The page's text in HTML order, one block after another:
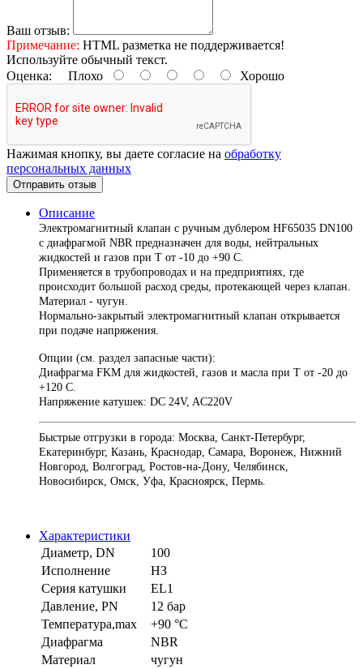
Ваш отзыв:
Примечание: HTML разметка не поддерживается!
Используйте обычный текст.
Оценка: Плохо Хорошо
Нажимая кнопку, вы даете согласие на обработку
персональных данных
Отправить отзыв
Описание
Электромагнитный клапан с ручным дублером HF65035 DN100
с диафрагмой NBR предназначен для воды, нейтральных
жидкостей и газов при Т от -10 до +90 С.
Применяется в трубопроводах и на предприятиях, где
происходит большой расход среды, протекающей через клапан.
Материал - чугун.
Нормально-закрытый электромагнитный клапан открывается
при подаче напряжения.
Опции (см. раздел запасные части):
Диафрагма FKM для жидкостей, газов и масла при Т от -20 до
+120 С.
Напряжение катушек: DC 24V, AC220V
Быстрые отгрузки в города: Москва, Санкт-Петербург,
Екатеринбург, Казань, Краснодар, Самара, Воронеж, Нижний
Новгород, Волгоград, Ростов-на-Дону, Челябинск,
Новосибирск, Омск, Уфа, Красноярск, Пермь.
Характеристики
Диаметр, DN
100
Исполнение
НЗ
Серия катушки
EL1
Давление, PN
12 бар
Температура,max
+90 °С
Диафрагма
NBR
Материал
чугун